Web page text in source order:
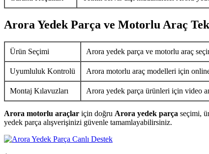
Arora Yedek Parça ve Motorlu Araç
Ürün Seçimi Arora yedek parça ve motorlu araç
Uyumluluk Kontrolü Arora motorlu araç modelleri için
Montaj Kılavuzları Arora yedek parça ürünleri için video
Arora motorlu araçlar için doğru Arora yedek parça seçimi,
yedek parça alışverişinizi güvenle tamamlayabilirsiniz.